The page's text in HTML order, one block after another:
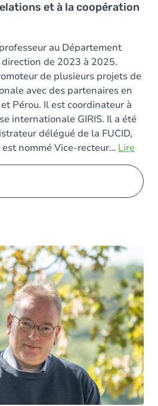
et à la coopération
au Département
de 2023 à 2025.
de plusieurs projets de
avec des partenaires en
Pérou. Il est coordinateur à
internationale GIRIS. Il a été
délégué de la FUCID,
est nommé Vice-recteur… Lire